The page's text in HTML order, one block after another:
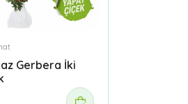
Gerbera İki